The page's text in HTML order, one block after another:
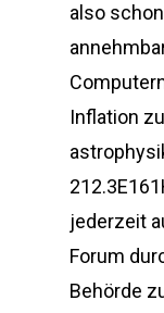
also
Inflation
jederzeit
Forum
Behörde